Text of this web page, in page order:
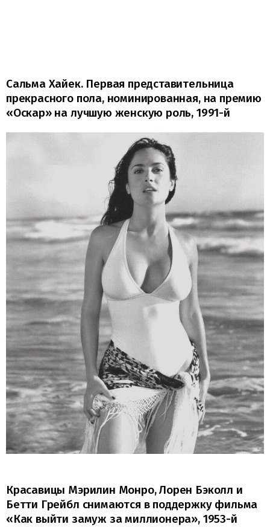
Сальма Хайек. Первая представительница
прекрасного пола, номинированная, на премию
«Оскар» на лучшую женскую роль, 1991-й
Красавицы Мэрилин Монро, Лорен Бэколл и
Бетти Грейбл снимаются в поддержку фильма
«Как выйти замуж за миллионера», 1953-й